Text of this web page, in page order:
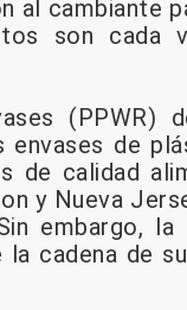
al cambiante
son cada
(PPWR)
de
de calidad
y Nueva
embargo,
cadena de